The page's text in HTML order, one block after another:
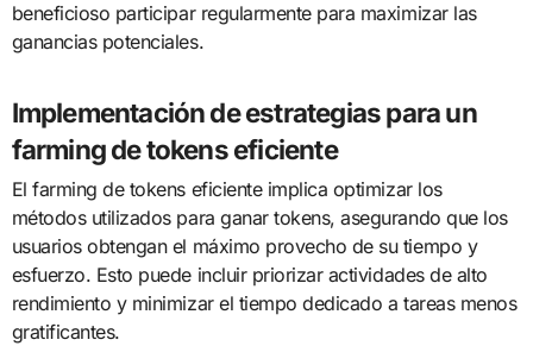
beneficioso participar regularmente para maximizar las
ganancias potenciales.
Implementación de estrategias para un
farming de tokens eficiente
El farming de tokens eficiente implica optimizar los
métodos utilizados para ganar tokens, asegurando que los
usuarios obtengan el máximo provecho de su tiempo y
esfuerzo. Esto puede incluir priorizar actividades de alto
rendimiento y minimizar el tiempo dedicado a tareas menos
gratificantes.